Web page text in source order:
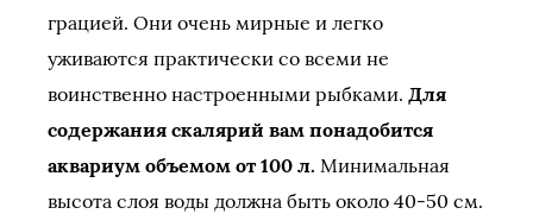
грацией. Они очень мирные и легко
уживаются практически со всеми не
воинственно настроенными рыбками. Для
содержания скалярий вам понадобится
аквариум объемом от 100 л. Минимальная
высота слоя воды должна быть около 40-50 см.